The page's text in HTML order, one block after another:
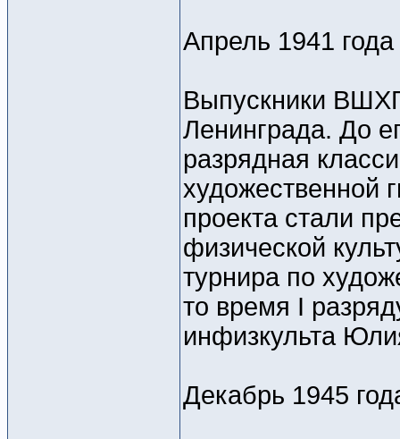
Апрель 1941 года
Выпускники
Ленинграда. До
разрядная
художественной
проекта стали
физической
турнира по
то время I
инфизкульта
Декабрь 1945